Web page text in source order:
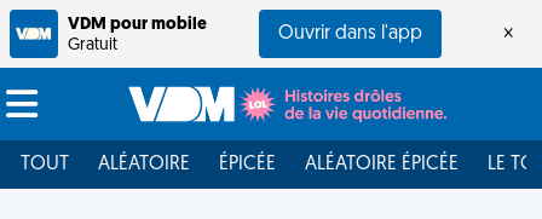
VDM pour mobile
Gratuit
Ouvrir dans l'app ×
TOUT ALÉATOIRE ÉPICÉE ALÉATOIRE ÉPICÉE LE